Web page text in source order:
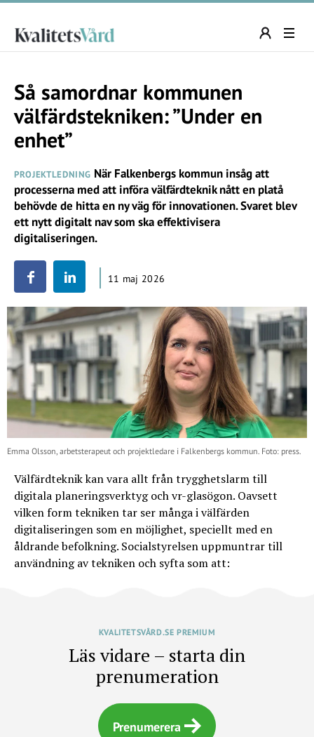
Så samordnar kommunen
välfärdstekniken: ”Under en
enhet”
PROJEKTLEDNING När Falkenbergs kommun insåg att
processerna med att införa välfärdteknik nått en platå
behövde de hitta en ny väg för innovationen. Svaret blev
ett nytt digitalt nav som ska effektivisera
digitaliseringen.
11 maj 2026
Emma Olsson, arbetsterapeut och projektledare i Falkenbergs kommun. Foto: press.
Välfärdteknik kan vara allt från trygghetslarm till
digitala planeringsverktyg och vr-glasögon. Oavsett
vilken form tekniken tar ser många i välfärden
digitaliseringen som en möjlighet, speciellt med en
åldrande befolkning. Socialstyrelsen uppmuntrar till
användning av tekniken och syfta som att:
KVALITETSVÅRD.SE PREMIUM
Läs vidare – starta din
prenumeration
Prenumerera